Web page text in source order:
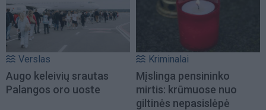
Verslas
Augo keleivių srautas
Palangos oro uoste
Kriminalai
Mįslinga pensininko
mirtis: krūmuose nuo
giltinės nepasislėpė